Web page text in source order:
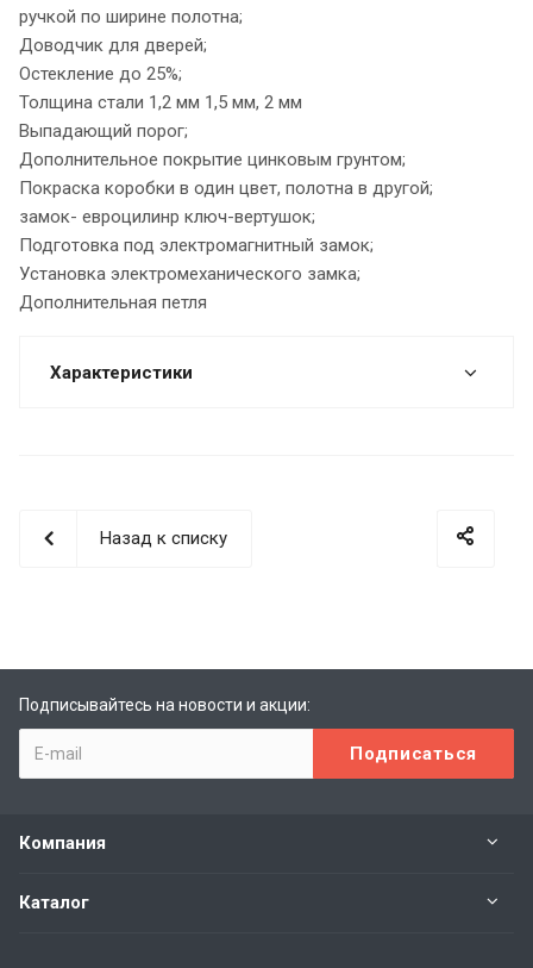
ручкой по ширине полотна;
Доводчик для дверей;
Остекление до 25%;
Толщина стали 1,2 мм 1,5 мм, 2 мм
Выпадающий порог;
Дополнительное покрытие цинковым грунтом;
Покраска коробки в один цвет, полотна в другой;
замок- евроцилинр ключ-вертушок;
Подготовка под электромагнитный замок;
Установка электромеханического замка;
Дополнительная петля
Характеристики
Назад к списку
Подписывайтесь на новости и акции:
Компания
Каталог